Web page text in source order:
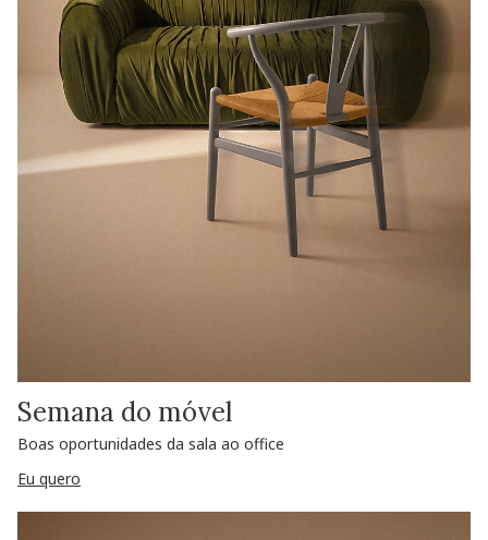
Semana do móvel
Boas oportunidades da sala ao office
Eu quero